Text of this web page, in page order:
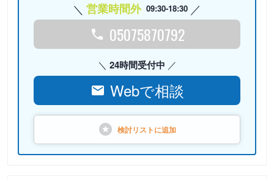
営業時間外 09:30-18:30
05075870792
24時間受付中
Webで相談
検討リストに追加